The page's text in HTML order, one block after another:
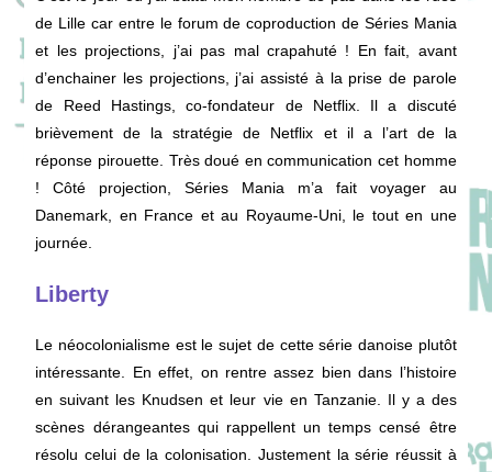
de Lille car entre le forum de coproduction de Séries Mania
et les projections, j’ai pas mal crapahuté ! En fait, avant
d’enchainer les projections, j’ai assisté à la prise de parole
de Reed Hastings, co-fondateur de Netflix. Il a discuté
brièvement de la stratégie de Netflix et il a l’art de la
réponse pirouette. Très doué en communication cet homme
! Côté projection, Séries Mania m’a fait voyager au
Danemark, en France et au Royaume-Uni, le tout en une
journée.
Liberty
Le néocolonialisme est le sujet de cette série danoise plutôt
intéressante. En effet, on rentre assez bien dans l’histoire
en suivant les Knudsen et leur vie en Tanzanie. Il y a des
scènes dérangeantes qui rappellent un temps censé être
résolu celui de la colonisation. Justement la série réussit à